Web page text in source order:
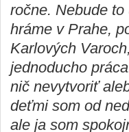
ročne. Nebude
hráme v Prahe,
Karlových
jednoducho
nič nevytvoriť
deťmi som od
ale ja som